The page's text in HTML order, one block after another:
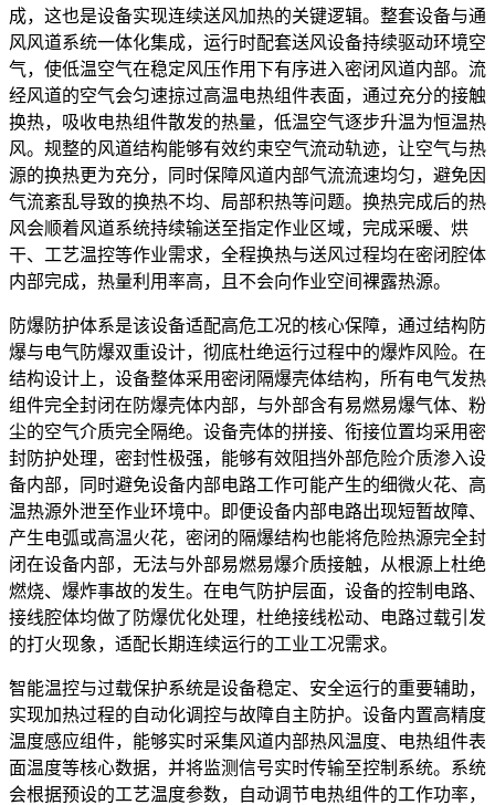
成，这也是设备实现连续送风加热的关键逻辑。整套设备与通
风风道系统一体化集成，运行时配套送风设备持续驱动环境空
气，使低温空气在稳定风压作用下有序进入密闭风道内部。流
经风道的空气会匀速掠过高温电热组件表面，通过充分的接触
换热，吸收电热组件散发的热量，低温空气逐步升温为恒温热
风。规整的风道结构能够有效约束空气流动轨迹，让空气与热
源的换热更为充分，同时保障风道内部气流流速均匀，避免因
气流紊乱导致的换热不均、局部积热等问题。换热完成后的热
风会顺着风道系统持续输送至指定作业区域，完成采暖、烘
干、工艺温控等作业需求，全程换热与送风过程均在密闭腔体
内部完成，热量利用率高，且不会向作业空间裸露热源。
防爆防护体系是该设备适配高危工况的核心保障，通过结构防
爆与电气防爆双重设计，彻底杜绝运行过程中的爆炸风险。在
结构设计上，设备整体采用密闭隔爆壳体结构，所有电气发热
组件完全封闭在防爆壳体内部，与外部含有易燃易爆气体、粉
尘的空气介质完全隔绝。设备壳体的拼接、衔接位置均采用密
封防护处理，密封性极强，能够有效阻挡外部危险介质渗入设
备内部，同时避免设备内部电路工作可能产生的细微火花、高
温热源外泄至作业环境中。即便设备内部电路出现短暂故障、
产生电弧或高温火花，密闭的隔爆结构也能将危险热源完全封
闭在设备内部，无法与外部易燃易爆介质接触，从根源上杜绝
燃烧、爆炸事故的发生。在电气防护层面，设备的控制电路、
接线腔体均做了防爆优化处理，杜绝接线松动、电路过载引发
的打火现象，适配长期连续运行的工业工况需求。
智能温控与过载保护系统是设备稳定、安全运行的重要辅助，
实现加热过程的自动化调控与故障自主防护。设备内置高精度
温度感应组件，能够实时采集风道内部热风温度、电热组件表
面温度等核心数据，并将监测信号实时传输至控制系统。系统
会根据预设的工艺温度参数，自动调节电热组件的工作功率，